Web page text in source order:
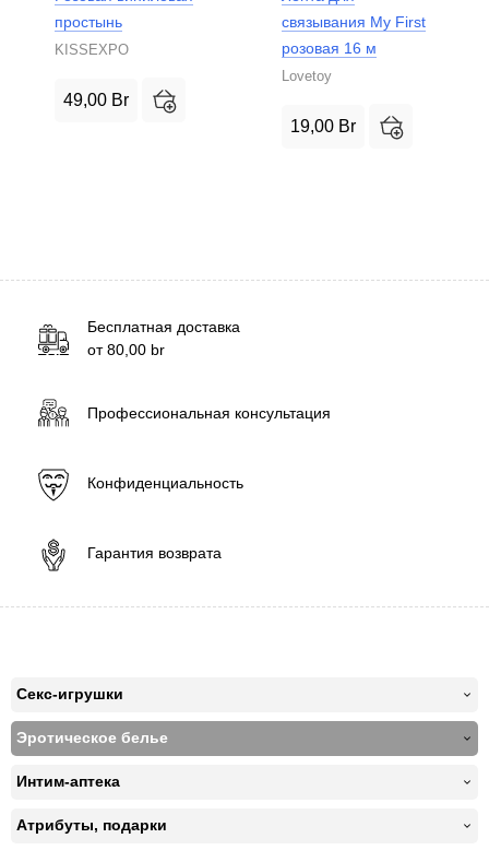
простынь
KISSEXPO
49,00 Br
связывания My First
розовая 16 м
Lovetoy
19,00 Br
Бесплатная доставка
от80,00 br
Профессиональная консультация
Конфиденциальность
Гарантия возврата
Секс-игрушки
Эротическое белье
Интим-аптека
Атрибуты, подарки